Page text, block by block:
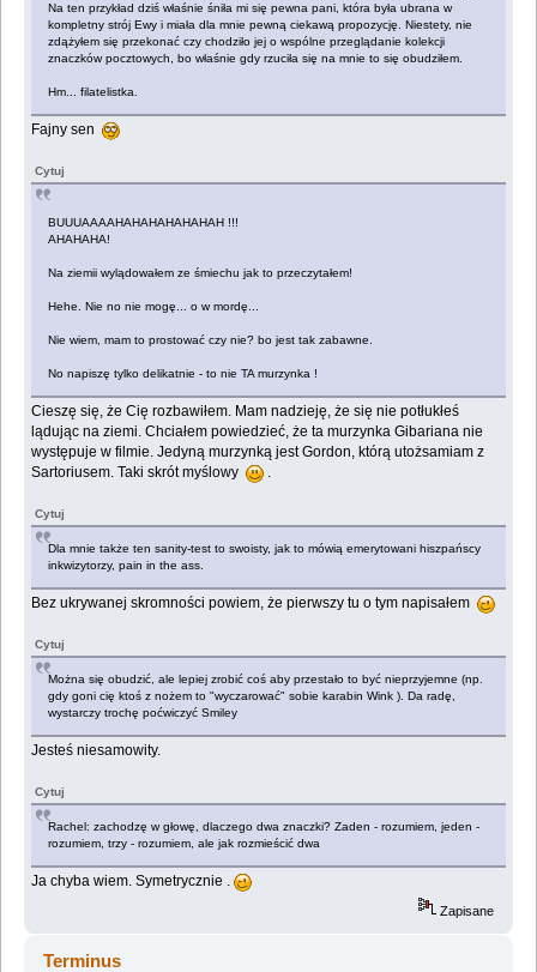
Na ten przykład dziś właśnie śniła mi się pewna pani, która była ubrana w
kompletny strój Ewy i miała dla mnie pewną ciekawą propozycję. Niestety, nie
zdążyłem się przekonać czy chodziło jej o wspólne przeglądanie kolekcji
znaczków pocztowych, bo właśnie gdy rzuciła się na mnie to się obudziłem.
Hm... filatelistka.
Fajny sen
Cytuj
BUUUAAAAHAHAHAHAHAHAH !!!
AHAHAHA!
Na ziemii wylądowałem ze śmiechu jak to przeczytałem!
Hehe. Nie no nie mogę... o w mordę...
Nie wiem, mam to prostować czy nie? bo jest tak zabawne.
No napiszę tylko delikatnie - to nie TA murzynka !
Cieszę się, że Cię rozbawiłem. Mam nadzieję, że się nie potłukłeś
lądując na ziemi. Chciałem powiedzieć, że ta murzynka Gibariana nie
występuje w filmie. Jedyną murzynką jest Gordon, którą utożsamiam z
Sartoriusem. Taki skrót myślowy
.
Cytuj
Dla mnie także ten sanity-test to swoisty, jak to mówią emerytowani hiszpańscy
inkwizytorzy, pain in the ass.
Bez ukrywanej skromności powiem, że pierwszy tu o tym napisałem
Cytuj
Można się obudzić, ale lepiej zrobić coś aby przestało to być nieprzyjemne (np.
gdy goni cię ktoś z nożem to "wyczarować" sobie karabin Wink ). Da radę,
wystarczy trochę poćwiczyć Smiley
Jesteś niesamowity.
Cytuj
Rachel: zachodzę w głowę, dlaczego dwa znaczki? Zaden - rozumiem, jeden -
rozumiem, trzy - rozumiem, ale jak rozmieścić dwa
Ja chyba wiem. Symetrycznie .
Zapisane
Terminus